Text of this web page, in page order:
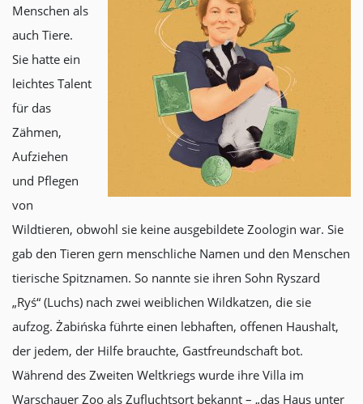
Menschen als
auch Tiere.
Sie hatte ein
leichtes Talent
für das
Zähmen,
Aufziehen
und Pflegen
von
Wildtieren, obwohl sie keine ausgebildete Zoologin war. Sie
gab den Tieren gern menschliche Namen und den Menschen
tierische Spitznamen. So nannte sie ihren Sohn Ryszard
„Ryś“ (Luchs) nach zwei weiblichen Wildkatzen, die sie
aufzog. Żabińska führte einen lebhaften, offenen Haushalt,
der jedem, der Hilfe brauchte, Gastfreundschaft bot.
Während des Zweiten Weltkriegs wurde ihre Villa im
Warschauer Zoo als Zufluchtsort bekannt – „das Haus unter